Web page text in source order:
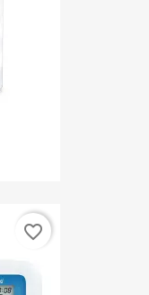
favorite_border